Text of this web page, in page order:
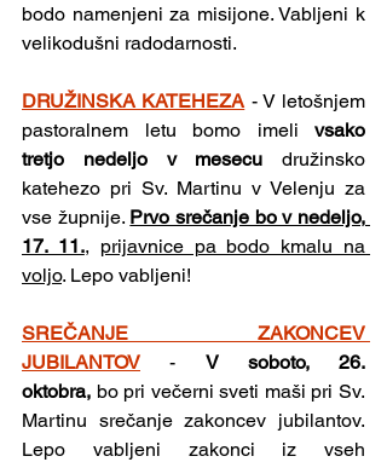
bodo namenjeni za misijone. Vabljeni k
velikodušni radodarnosti.
DRUŽINSKA KATEHEZA - V letošnjem
pastoralnem letu bomo imeli vsako
tretjo nedeljo v mesecu družinsko
katehezo pri Sv. Martinu v Velenju za
vse župnije. Prvo srečanje bo v nedeljo,
17. 11., prijavnice pa bodo kmalu na
voljo. Lepo vabljeni!
SREČANJE ZAKONCEV
JUBILANTOV
- V soboto, 26.
oktobra, bo pri večerni sveti maši pri Sv.
Martinu srečanje zakoncev jubilantov.
Lepo vabljeni zakonci iz vseh